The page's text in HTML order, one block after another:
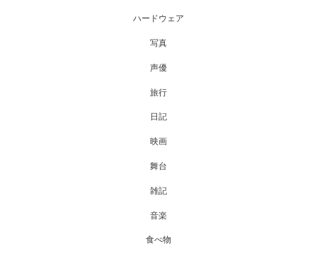
ハードウェア
写真
声優
旅行
日記
映画
舞台
雑記
音楽
食べ物